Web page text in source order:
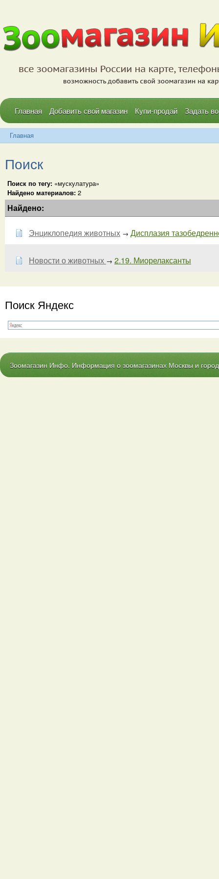
Главная Добавить свой магазин Купи-продай Задать
Главная
Поиск
Поиск по тегу: «мускулатура»
Найдено материалов: 2
Найдено:
Энциклопедия животных → Дисплазия
Новости о животных → 2.19. Миорелаксанты
Поиск Яндекс
Зоомагазин Инфо. Информация о зоомагазинах Москвы и